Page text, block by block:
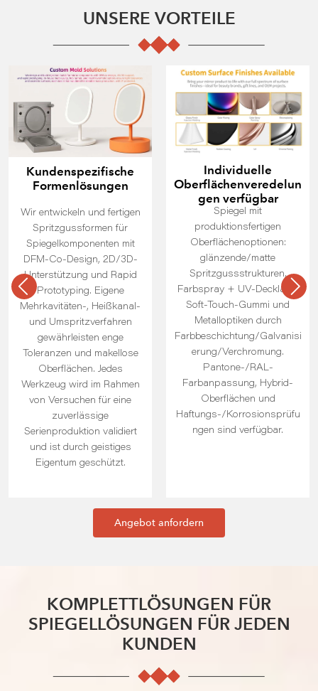
UNSERE VORTEILE
Kundenspezifische
Formenlösungen
Wir entwickeln und fertigen
Spritzgussformen für
Spiegelkomponenten mit
DFM-Co-Design, 2D/3D-
Unterstützung und Rapid
Prototyping. Eigene
Mehrkavitäten-, Heißkanal-
und Umspritzverfahren
gewährleisten enge
Toleranzen und makellose
Oberflächen. Jedes
Werkzeug wird im Rahmen
von Versuchen für eine
zuverlässige
Serienproduktion validiert
und ist durch geistiges
Eigentum geschützt.
Individuelle
Oberflächenveredelun
gen verfügbar
Spiegel mit
produktionsfertigen
Oberflächenoptionen:
glänzende/matte
Spritzgussstrukturen,
Farbspray + UV-Decklack,
Soft-Touch-Gummi und
Metalloptiken durch
Farbbeschichtung/Galvanisi
erung/Verchromung.
Pantone-/RAL-
Farbanpassung, Hybrid-
Oberflächen und
Haftungs-/Korrosionsprüfu
ngen sind verfügbar.
Angebot anfordern
KOMPLETTLÖSUNGEN FÜR
SPIEGELLÖSUNGEN FÜR JEDEN
KUNDEN